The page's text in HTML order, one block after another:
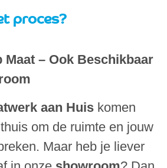
proces?
Maat – Ook Beschikbaar
aan Huis komen
om de ruimte en jouw
Maar heb je liever